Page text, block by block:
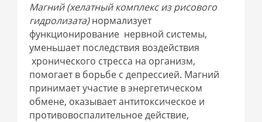
Магний (хелатный комплекс из рисового
гидролизата)нормализует
функционирование нервной системы,
уменьшает последствия воздействия
хронического стресса на организм,
помогает в борьбе с депрессией. Магний
принимает участие в энергетическом
обмене, оказывает антитоксическое и
противовоспалительное действие,